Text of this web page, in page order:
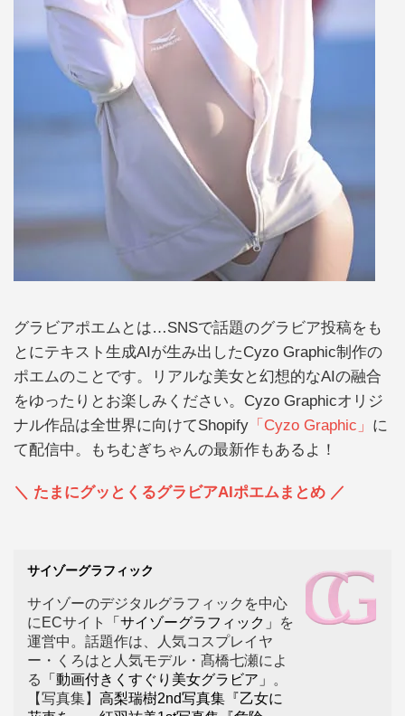
グラビアポエムとは…SNSで話題のグラビア投稿をも
とにテキスト生成AIが生み出したCyzo Graphic制作の
ポエムのことです。リアルな美女と幻想的なAIの融合
をゆったりとお楽しみください。Cyzo Graphicオリジ
ナル作品は全世界に向けてShopify 「Cyzo Graphic」 に
て配信中。もちむぎちゃんの最新作もあるよ！
＼ たまにグッとくるグラビアAIポエムまとめ ／
サイゾーグラフィック
サイゾーのデジタルグラフィックを中心
にECサイト
「サイゾーグラフィック」
を
運営中。話題作は、人気コスプレイヤ
ー・くろはと人気モデル・髙橋七瀬によ
る
「動画付きくすぐり美女グラビア」
。
【写真集】 高梨瑞樹2nd写真集『乙女に